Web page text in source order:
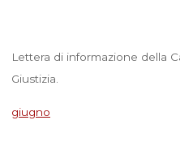
Lettera di informazione della
Giustizia.
giugno